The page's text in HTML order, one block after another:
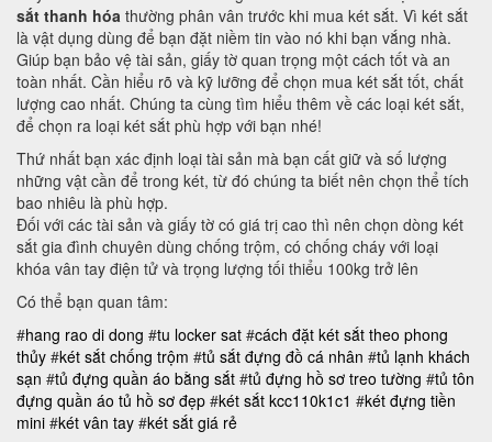
sắt thanh hóa thường phân vân trước khi mua két sắt. Vì két sắt
là vật dụng dùng để bạn đặt niềm tin vào nó khi bạn vắng nhà.
Giúp bạn bảo vệ tài sản, giấy tờ quan trọng một cách tốt và an
toàn nhất. Cần hiểu rõ và kỹ lưỡng để chọn mua két sắt tốt, chất
lượng cao nhất. Chúng ta cùng tìm hiểu thêm về các loại két sắt,
để chọn ra loại két sắt phù hợp với bạn nhé!
Thứ nhất bạn xác định loại tài sản mà bạn cất giữ và số lượng
những vật cần để trong két, từ đó chúng ta biết nên chọn thể tích
bao nhiêu là phù hợp.
Đối với các tài sản và giấy tờ có giá trị cao thì nên chọn dòng két
sắt gia đình chuyên dùng chống trộm, có chống cháy với loại
khóa vân tay điện tử và trọng lượng tối thiểu 100kg trở lên
Có thể bạn quan tâm:
#hang rao di dong #tu locker sat #cách đặt két sắt theo phong
thủy #két sắt chống trộm #tủ sắt đựng đồ cá nhân #tủ lạnh khách
sạn #tủ đựng quần áo bằng sắt #tủ đựng hồ sơ treo tường #tủ tôn
đựng quần áo tủ hồ sơ đẹp #két sắt kcc110k1c1 #két đựng tiền
mini #két vân tay #két sắt giá rẻ